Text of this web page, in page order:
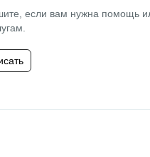
если вам нужна помощь